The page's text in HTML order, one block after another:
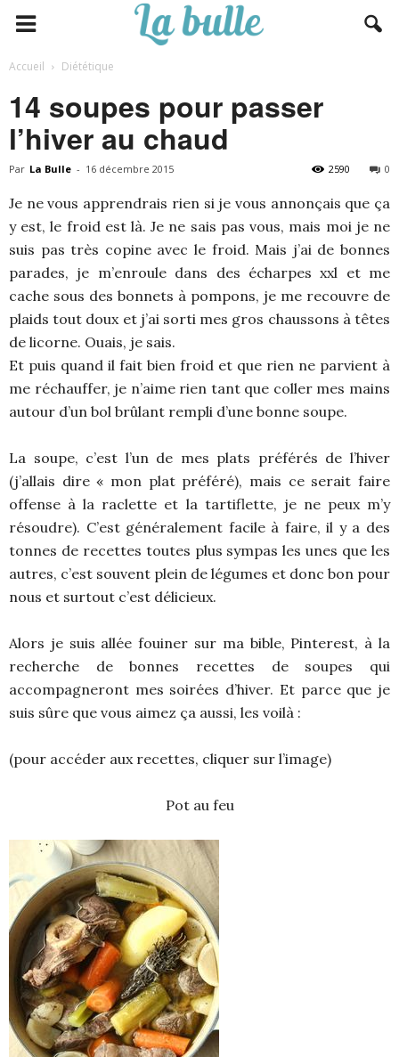
Accueil Diététique
14 soupes pour passer
l’hiver au chaud
Par La Bulle - 16 décembre 2015 0
2590
Je ne vous apprendrais rien si je vous annonçais que ça
y est, le froid est là. Je ne sais pas vous, mais moi je ne
suis pas très copine avec le froid. Mais j’ai de bonnes
parades, je m’enroule dans des écharpes xxl et me
cache sous des bonnets à pompons, je me recouvre de
plaids tout doux et j’ai sorti mes gros chaussons à têtes
de licorne. Ouais, je sais.
Et puis quand il fait bien froid et que rien ne parvient à
me réchauffer, je n’aime rien tant que coller mes mains
autour d’un bol brûlant rempli d’une bonne soupe.
La soupe, c’est l’un de mes plats préférés de l’hiver
(j’allais dire « mon plat préféré), mais ce serait faire
offense à la raclette et la tartiflette, je ne peux m’y
résoudre). C’est généralement facile à faire, il y a des
tonnes de recettes toutes plus sympas les unes que les
autres, c’est souvent plein de légumes et donc bon pour
nous et surtout c’est délicieux.
Alors je suis allée fouiner sur ma bible, Pinterest, à la
recherche de bonnes recettes de soupes qui
accompagneront mes soirées d’hiver. Et parce que je
suis sûre que vous aimez ça aussi, les voilà :
(pour accéder aux recettes, cliquer sur l’image)
Pot au feu